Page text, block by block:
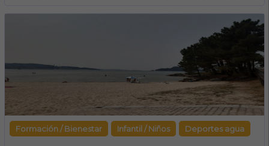
Formación / Bienestar Infantil / Niños Deportes agua